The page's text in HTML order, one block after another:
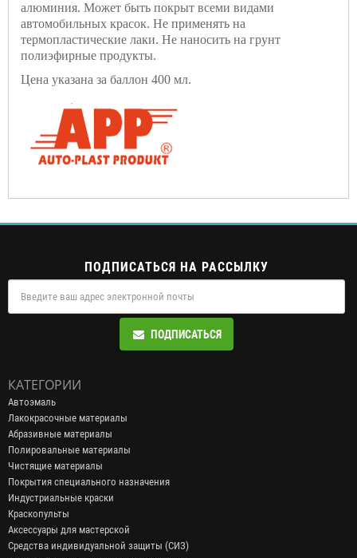
алюминия. Может быть покрыт всеми видами
автомобильных красок. Не применять на
термопластические лаки. Не наносить на грунт
полиэфирные продукты.
Цена указана за баллон 400 мл.
ПОДПИСАТЬСЯ НА РАССЫЛКУ
ПОДПИСАТЬСЯ
КАТЕГОРИИ
Автоэмаль
Лакокрасочные материалы
Абразивные материалы
Полировальные материалы
Чистящие материалы
Покрытия специального назначения
Индустриальные краски
Краскопульты
Аксессуары для мастерской
Средства индивидуальной защиты (СИЗ)